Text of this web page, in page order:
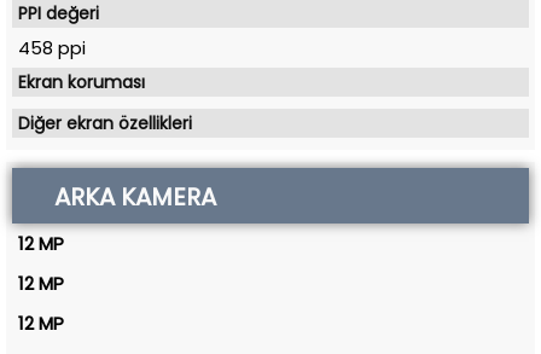
PPI değeri
458 ppi
Ekran koruması
Diğer ekran özellikleri
ARKA KAMERA
12 MP
12 MP
12 MP